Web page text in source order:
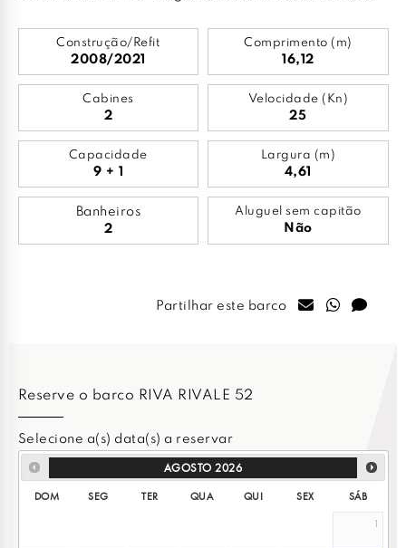
Construção/Refit
2008/2021
Comprimento (m)
16,12
Cabines
2
Velocidade (Kn)
25
Capacidade
9 + 1
Largura (m)
4,61
Banheiros
2
Aluguel sem capitão
Não
Partilhar este barco
Reserve o barco RIVA RIVALE 52
Selecione a(s) data(s) a reservar
AGOSTO 2026
DOM SEG TER QUA QUI SEX
SÁB
1